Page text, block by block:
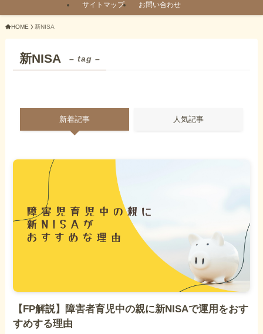
サイトマップ お問い合わせ
HOME 新NISA
新NISA – tag –
新着記事 人気記事
【FP解説】障害者育児中の親に新NISAで運用をおす
すめする理由